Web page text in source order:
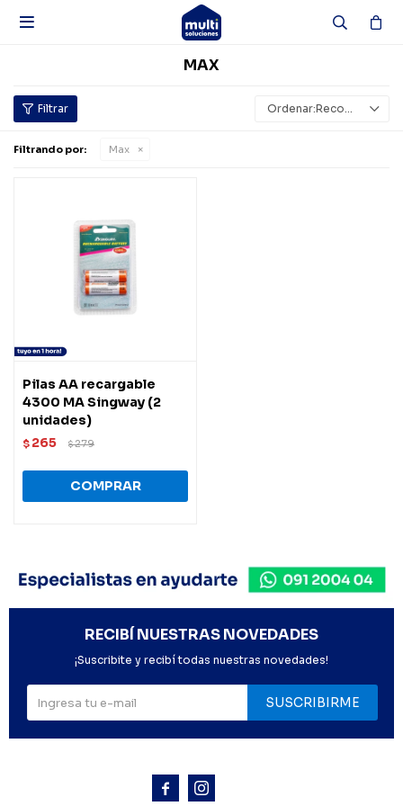

MAX
Recomendados
Filtrando por: Max
Pilas AA recargable
4300 MA Singway (2
unidades)
$ 265 $279
 
RECIBÍ NUESTRAS NOVEDADES
¡Suscribite y recibí todas nuestras novedades!
SUSCRIBIRME